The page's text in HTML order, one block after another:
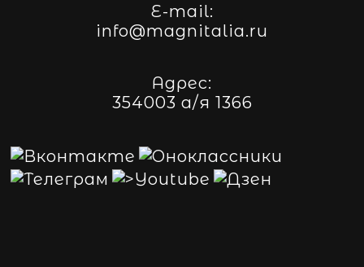
E-mail:
info@magnitalia.ru
Адрес:
354003 а/я 1366